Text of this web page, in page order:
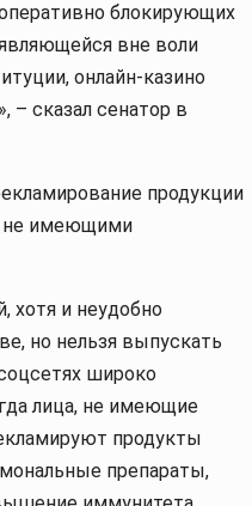
блокирующих
вне воли
онлайн-казино
– сказал сенатор в
продукции
не имеющими
хотя и неудобно
но нельзя выпускать
широко
лица, не имеющие
продукты
препараты,